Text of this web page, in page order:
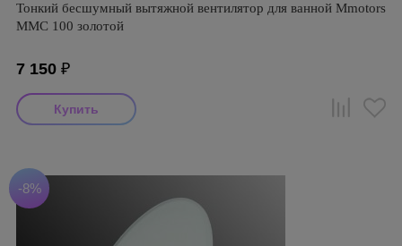
Тонкий бесшумный вытяжной вентилятор для ванной Mmotors
ММC 100 золотой
7 150 ₽
-8%